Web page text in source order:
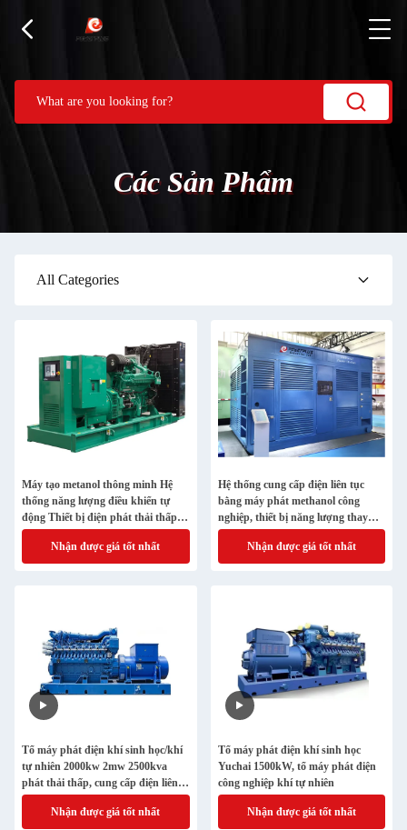
Các Sản Phẩm
All Categories
Máy tạo metanol thông minh Hệ
thống năng lượng điều khiển tự
động Thiết bị điện phát thải thấp
Sử dụng dự phòng công nghiệp
thương mạiNhận được giá tốt nhất
Hệ thống cung cấp điện liên tục
bằng máy phát methanol công
nghiệp, thiết bị năng lượng thay
thế, giải pháp dự phòng hiệu suất
ổn địnhNhận được giá tốt nhất
Tổ máy phát điện khí sinh học/khí
tự nhiên 2000kw 2mw 2500kva
phát thải thấp, cung cấp điện liên
tục cho nhà máy
Nhận được giá tốt nhất
Tổ máy phát điện khí sinh học
Yuchai 1500kW, tổ máy phát điện
công nghiệp khí tự nhiên
Nhận được giá tốt nhất